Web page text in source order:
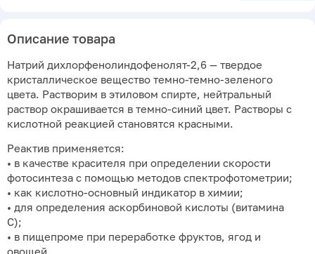
Описание товара
Натрий дихлорфенолиндофенолят-2,6 — твердое
кристаллическое вещество темно-темно-зеленого
цвета. Растворим в этиловом спирте, нейтральный
раствор окрашивается в темно-синий цвет. Растворы с
кислотной реакцией становятся красными.
Реактив применяется:
• в качестве красителя при определении скорости
фотосинтеза с помощью методов спектрофотометрии;
• как кислотно-основный индикатор в химии;
• для определения аскорбиновой кислоты (витамина
С);
• в пищепроме при переработке фруктов, ягод и